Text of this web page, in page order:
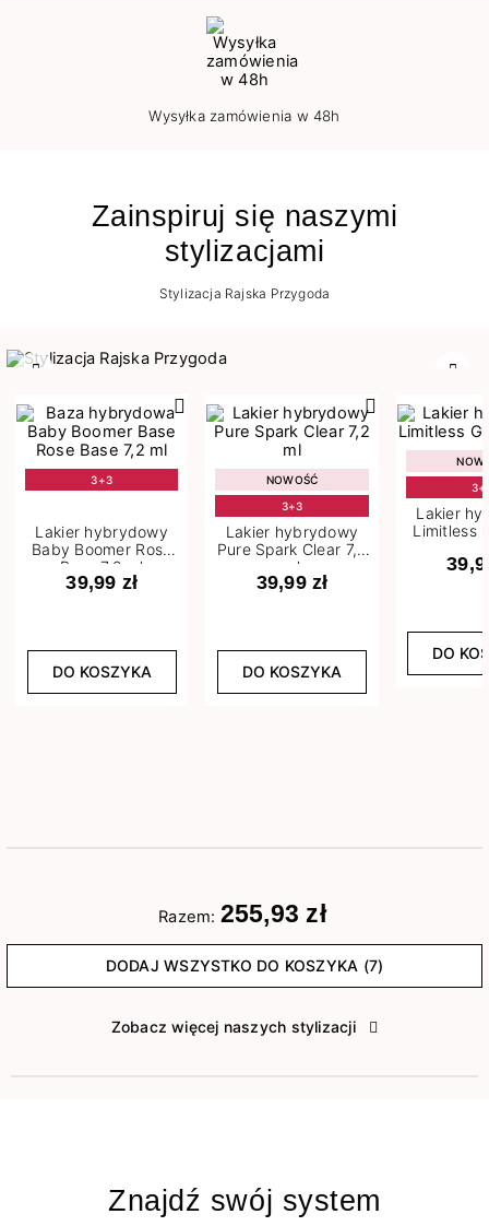
Wysyłka zamówienia w 48h
Zainspiruj się naszymi
stylizacjami
Stylizacja Rajska Przygoda
3+3
Lakier hybrydowy
Baby Boomer Rose
Base 7,2 ml
39,99 zł
DO KOSZYKA
NOWOŚĆ
3+3
Lakier hybrydowy
Pure Spark Clear 7,2
ml
39,99 zł
DO KOSZYKA
Lakier
Limitless
DO
Razem: 255,93 zł
DODAJ WSZYSTKO DO KOSZYKA (7)
Zobacz więcej naszych stylizacji
Znajdź swój system